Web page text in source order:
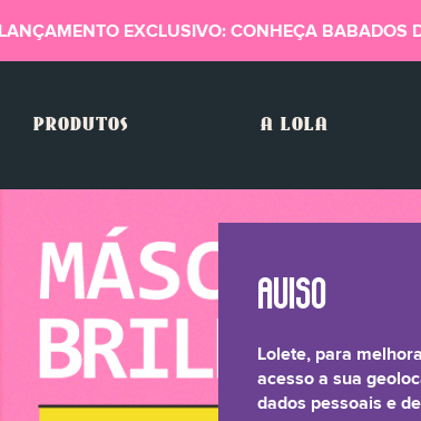
LANÇAMENTO EXCLUSIVO: CONHEÇA BABADOS
PRODUTOS A LOLA
Lolete, para
acesso a sua
dados pessoais e